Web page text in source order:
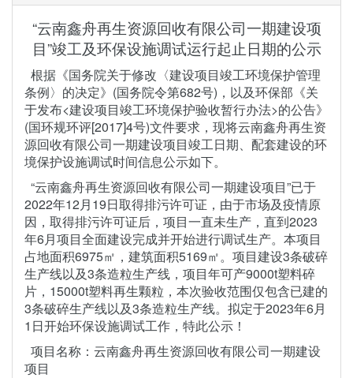
“云南鑫舟再生资源回收有限公司一期建设项
目”竣工及环保设施调试运行起止日期的公示
根据《国务院关于修改〈建设项目竣工环境保护管理
条例〉的决定》(国务院令第682号)，以及环保部《关
于发布<建设项目竣工环境保护验收暂行办法>的公告》
(国环规环评[2017]4号)文件要求，现将云南鑫舟再生资
源回收有限公司一期建设项目竣工日期、配套建设的环
境保护设施调试时间信息公示如下。
“云南鑫舟再生资源回收有限公司一期建设项目”已于
2022年12月19日取得排污许可证，由于市场及疫情原
因，取得排污许可证后，项目一直未生产，直到2023
年6月项目全面建设完成并开始进行调试生产。本项目
占地面积6975㎡，建筑面积5169㎡。项目建设3条破碎
生产线以及3条造粒生产线，项目年可产9000t塑料碎
片，15000t塑料再生颗粒，本次验收范围仅包含已建的
3条破碎生产线以及3条造粒生产线。拟定于2023年6月
1日开始环保设施调试工作，特此公示！
项目名称：云南鑫舟再生资源回收有限公司一期建设
项目